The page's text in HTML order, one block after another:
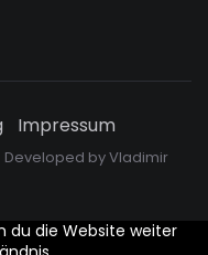
Impressum
Developed byVladimir
du die Website weiter